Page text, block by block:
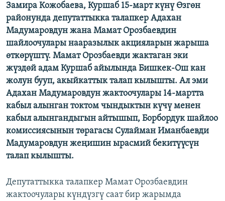
ЭКСПЕРТТЕР ТАЛДАЙТ
БИЗ ЖАНА ДҮЙНӨ
ДАНИСТЕ
ЭЖЕ-СИҢДИЛЕР
АЗАТТЫК+
ЫҢГАЙСЫЗ СУРООЛОР
ӨЗГӨЧӨ ПИКИР
Русский
ОНЛАЙН ШЕРИНЕ
ЭЕ/АРнун бардык сайттары
Замира Кожобаева, Куршаб 15-март күнү Өзгөн
районунда депутаттыкка талапкер Адахан
Мадумаровдун жана Мамат Орозбаевдин
шайлоочулары нааразылык акцияларын жарыша
өткөрүштү. Мамат Орозбаевди жактаган эки
жүздөй адам Куршаб айылында Бишкек-Ош кан
жолун бууп, акыйкаттык талап кылышты. Ал эми
Адахан Мадумаровдун жактоочулары 14-мартта
кабыл алынган токтом чындыктын күчү менен
кабыл алынгандыгын айтышып, Борбордук шайлоо
комиссиясынын төрагасы Сулайман Иманбаевди
Мадумаровдун жеңишин ырасмий бекитүүсүн
талап кылышты.
Депутаттыкка талапкер Мамат Орозбаевдин
жактоочулары күндүзгү саат бир жарымда